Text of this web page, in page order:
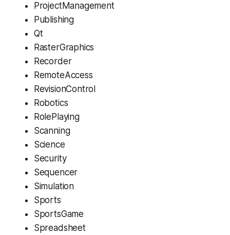
ProjectManagement
Publishing
Qt
RasterGraphics
Recorder
RemoteAccess
RevisionControl
Robotics
RolePlaying
Scanning
Science
Security
Sequencer
Simulation
Sports
SportsGame
Spreadsheet